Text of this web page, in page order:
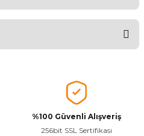
ederiz.
görüntülenemiyor.
%100 Güvenli Alışveriş
256bit SSL Sertifikası